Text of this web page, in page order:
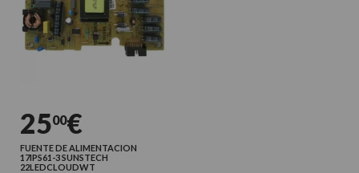
2500€
FUENTE DE ALIMENTACION
17IPS61-3 SUNSTECH
22LEDCLOUDWT